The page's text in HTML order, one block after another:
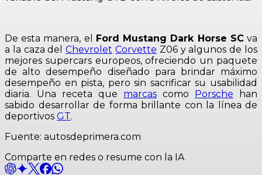
De esta manera, el Ford Mustang Dark Horse SCva
a la caza delChevrolet Corvette Z06 y algunos de los
mejores supercars europeos, ofreciendo un paquete
de alto desempeño diseñado para brindar máximo
desempeño en pista, pero sin sacrificar su usabilidad
diaria. Una receta que marcas como Porsche han
sabido desarrollar de forma brillante con la línea de
deportivos GT.
Fuente: autosdeprimera.com
Comparte en redes o resume con la IA